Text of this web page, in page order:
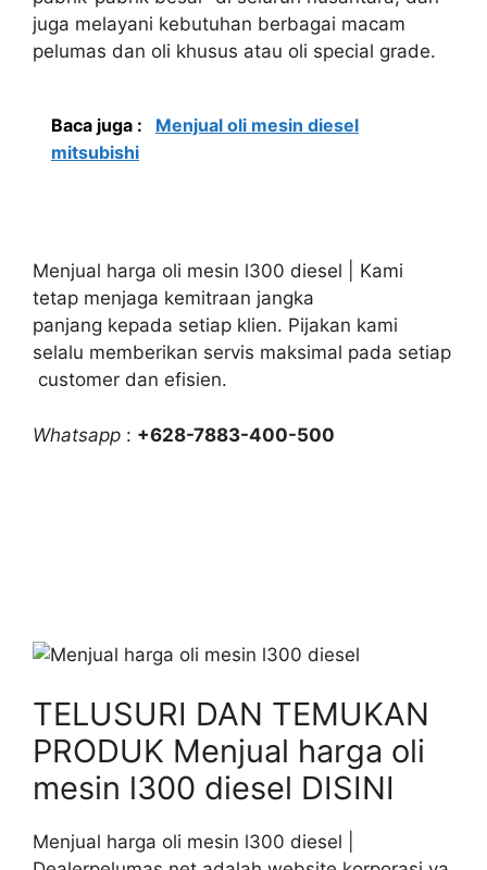
juga melayani kebutuhan berbagai macam
pelumas dan oli khusus atau oli special grade.
Baca juga :
Menjual oli mesin diesel
mitsubishi
Menjual harga oli mesin l300 diesel | Kami
tetap menjaga kemitraan jangka
panjang kepada setiap klien. Pijakan kami
selalu memberikan servis maksimal pada setiap
customer dan efisien.
Whatsapp : +628-7883-400-500
TELUSURI DAN TEMUKAN
PRODUK Menjual harga oli
mesin l300 diesel DISINI
Menjual harga oli mesin l300 diesel |